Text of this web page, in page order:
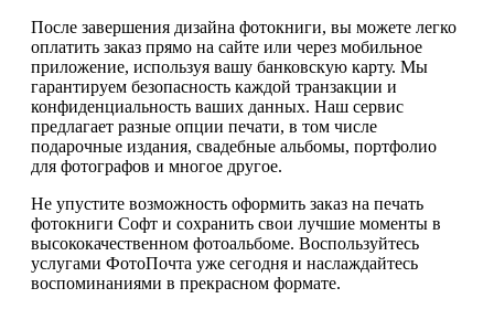
После завершения дизайна фотокниги, вы можете легко
оплатить заказ прямо на сайте или через мобильное
приложение, используя вашу банковскую карту. Мы
гарантируем безопасность каждой транзакции и
конфиденциальность ваших данных. Наш сервис
предлагает разные опции печати, в том числе
подарочные издания, свадебные альбомы, портфолио
для фотографов и многое другое.
Не упустите возможность оформить заказ на печать
фотокниги Софт и сохранить свои лучшие моменты в
высококачественном фотоальбоме. Воспользуйтесь
услугами ФотоПочта уже сегодня и наслаждайтесь
воспоминаниями в прекрасном формате.